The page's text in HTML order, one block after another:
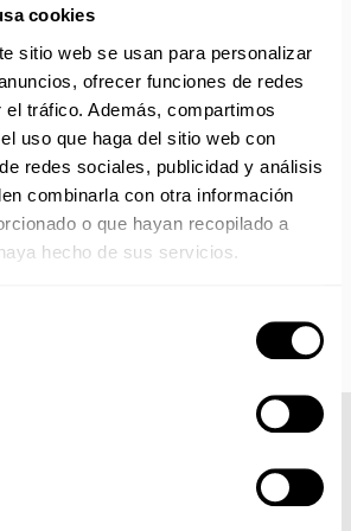
cookies
sitio web se usan para personalizar
ofrecer funciones de redes
tráfico. Además, compartimos
uso que haga del sitio web con
redes sociales, publicidad y análisis
combinarla con otra información
o que hayan recopilado a
hecho de sus servicios.
del 10 al 21 de agosto.
el día 24 de agosto para productos
24/48 horas.
con distinto plazo de entrega, el
disponibilidad 24 horas serán servidos a
en cada producto según fábrica.
: EL taller de
está cerrado en agosto. Se
por orden de compra a
TU LOOK